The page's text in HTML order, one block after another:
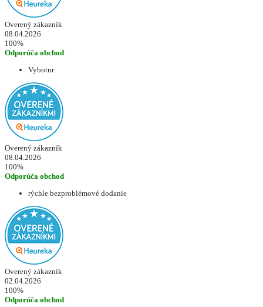
Overený zákazník
08.04.2026
100%
Odporúča obchod
Vybotnr
Overený zákazník
08.04.2026
100%
Odporúča obchod
rýchle bezproblémové dodanie
Overený zákazník
02.04.2026
100%
Odporúča obchod